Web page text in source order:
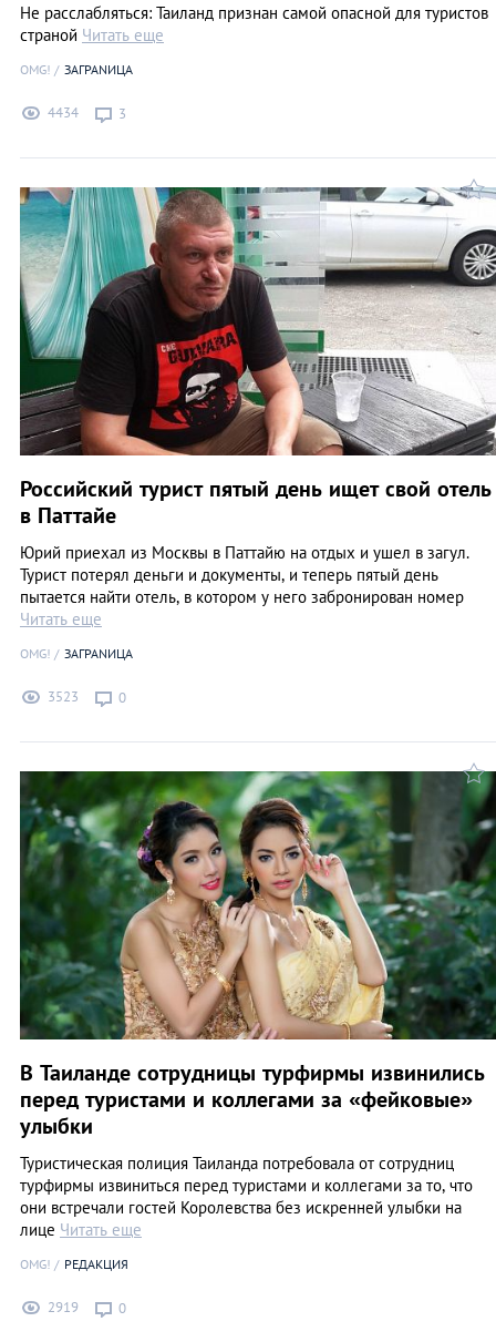
Не расслабляться: Таиланд признан самой опасной для туристов
страной Читать еще
OMG! ЗАГРАNИЦА
4434 3
Российский турист пятый день ищет свой отель
в Паттайе
Юрий приехал из Москвы в Паттайю на отдых и ушел в загул.
Турист потерял деньги и документы, и теперь пятый день
пытается найти отель, в котором у него забронирован номер
Читать еще
OMG! ЗАГРАNИЦА
3523 0
В Таиланде сотрудницы турфирмы извинились
перед туристами и коллегами за «фейковые»
улыбки
Туристическая полиция Таиланда потребовала от сотрудниц
турфирмы извиниться перед туристами и коллегами за то, что
они встречали гостей Королевства без искренней улыбки на
лице Читать еще
OMG! РЕДАКЦИЯ
2919 0